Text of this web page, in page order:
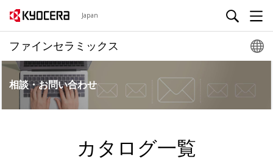
Japan
ファインセラミックス
相談・お問い合わせ
カタログ一覧